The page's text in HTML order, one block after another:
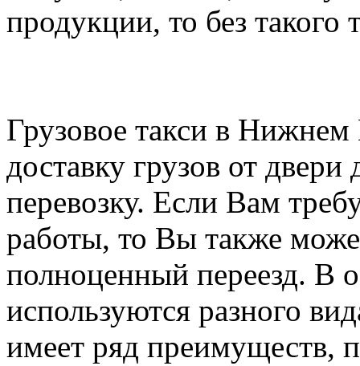
продукции, то без такого
Грузовое такси в Нижнем
доставку грузов от
перевозку. Если Вам
работы, то Вы также
полноценный переезд. В
используются разного
имеет ряд преимуществ,